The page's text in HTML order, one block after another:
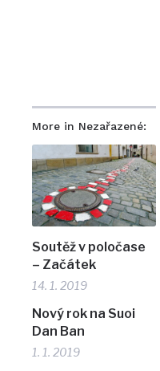
More in Nezařazené:
Soutěž v poločase
– Začátek
14. 1. 2019
Nový rok na Suoi
Dan Ban
1. 1. 2019